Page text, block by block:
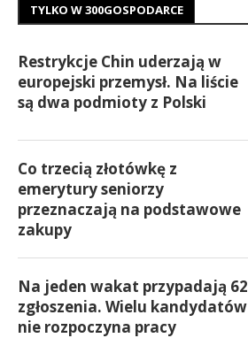
TYLKO W 300GOSPODARCE
Restrykcje Chin uderzają w
europejski przemysł. Na liście
są dwa podmioty z Polski
Co trzecią złotówkę z
emerytury seniorzy
przeznaczają na podstawowe
zakupy
Na jeden wakat przypadają 62
zgłoszenia. Wielu kandydatów
nie rozpoczyna pracy